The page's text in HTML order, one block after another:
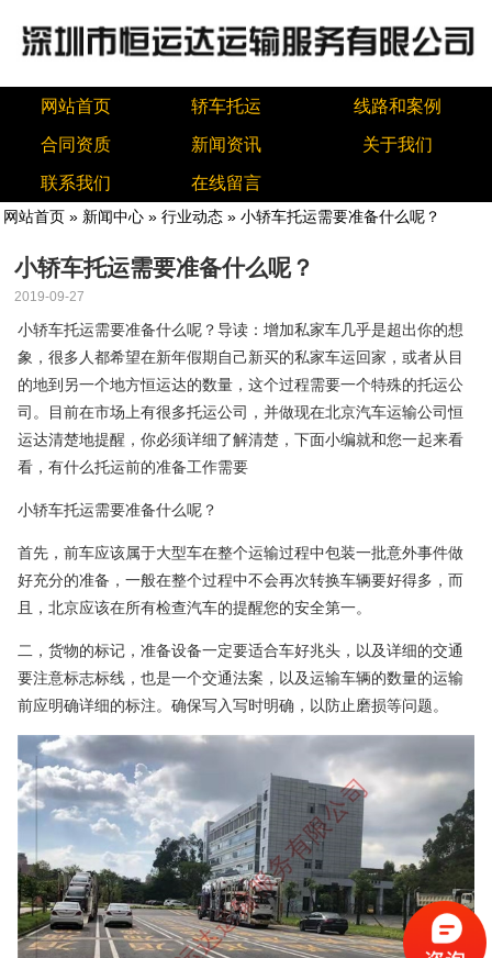
网站首页 轿车托运 线路和案例
合同资质 新闻资讯 关于我们
联系我们 在线留言
网站首页 » 新闻中心 » 行业动态 » 小轿车托运需要准备什么呢？
小轿车托运需要准备什么呢？
2019-09-27
小轿车托运需要准备什么呢？导读：增加私家车几乎是超出你的想
象，很多人都希望在新年假期自己新买的私家车运回家，或者从目
的地到另一个地方恒运达的数量，这个过程需要一个特殊的托运公
司。目前在市场上有很多托运公司，并做现在北京汽车运输公司恒
运达清楚地提醒，你必须详细了解清楚，下面小编就和您一起来看
看，有什么托运前的准备工作需要
小轿车托运需要准备什么呢？
首先，前车应该属于大型车在整个运输过程中包装一批意外事件做
好充分的准备，一般在整个过程中不会再次转换车辆要好得多，而
且，北京应该在所有检查汽车的提醒您的安全第一。
二，货物的标记，准备设备一定要适合车好兆头，以及详细的交通
要注意标志标线，也是一个交通法案，以及运输车辆的数量的运输
前应明确详细的标注。确保写入写时明确，以防止磨损等问题。